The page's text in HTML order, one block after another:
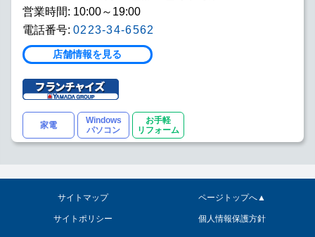
営業時間: 10:00～19:00
電話番号: 0223-34-6562
店舗情報を見る
家電
Windows
パソコン
お手軽
リフォーム
サイトマップ ページトップへ▲
サイトポリシー 個人情報保護方針